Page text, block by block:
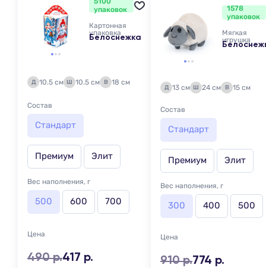
упаковок
Картонная
упаковка
Белоснежка
Д 10.5 см Ш 10.5 см В 18 см
Состав
Стандарт
Премиум Элит
Вес наполнения, г
500 600 700
Цена
490 р.417 р.
1578
упаковок
Мягкая
игрушка
Д 13 см Ш 24 см В 15 см
Состав
Стандарт
Премиум Элит
Вес наполнения, г
300 400 500
Цена
910 р.774 р.